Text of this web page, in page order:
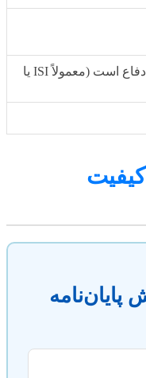
اجباری و از شرایط دفاع است (معمولاً ISI یا
کیفیت
پایان‌نامه